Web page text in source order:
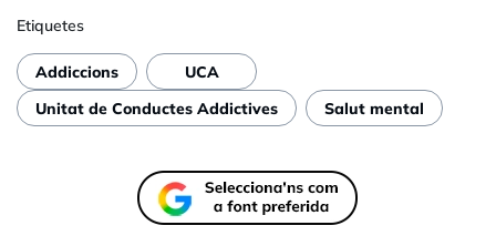
Etiquetes
Addiccions
UCA
Unitat de Conductes Addictives
Salut mental